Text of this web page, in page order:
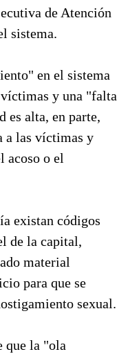
de Atención
sistema.
en el sistema
y una "falta
es alta, en parte,
a las víctimas y
acoso o el
existan códigos
de la capital,
material
para que se
sexual.
que la "ola